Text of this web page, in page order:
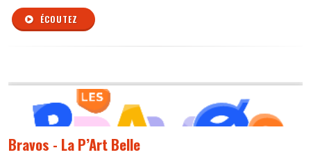
ÉCOUTEZ
Bravos - La P’Art Belle